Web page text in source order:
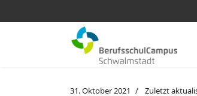
31. Oktober 2021 Zuletzt